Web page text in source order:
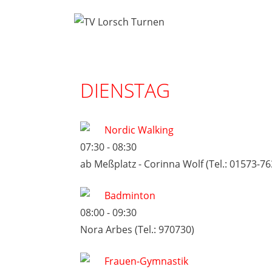
DIENSTAG
Nordic Walking
07:30-08:30
ab Meßplatz - Corinna Wolf (Tel.: 01573-
Badminton
08:00-09:30
Nora Arbes (Tel.: 970730)
Frauen-Gymnastik